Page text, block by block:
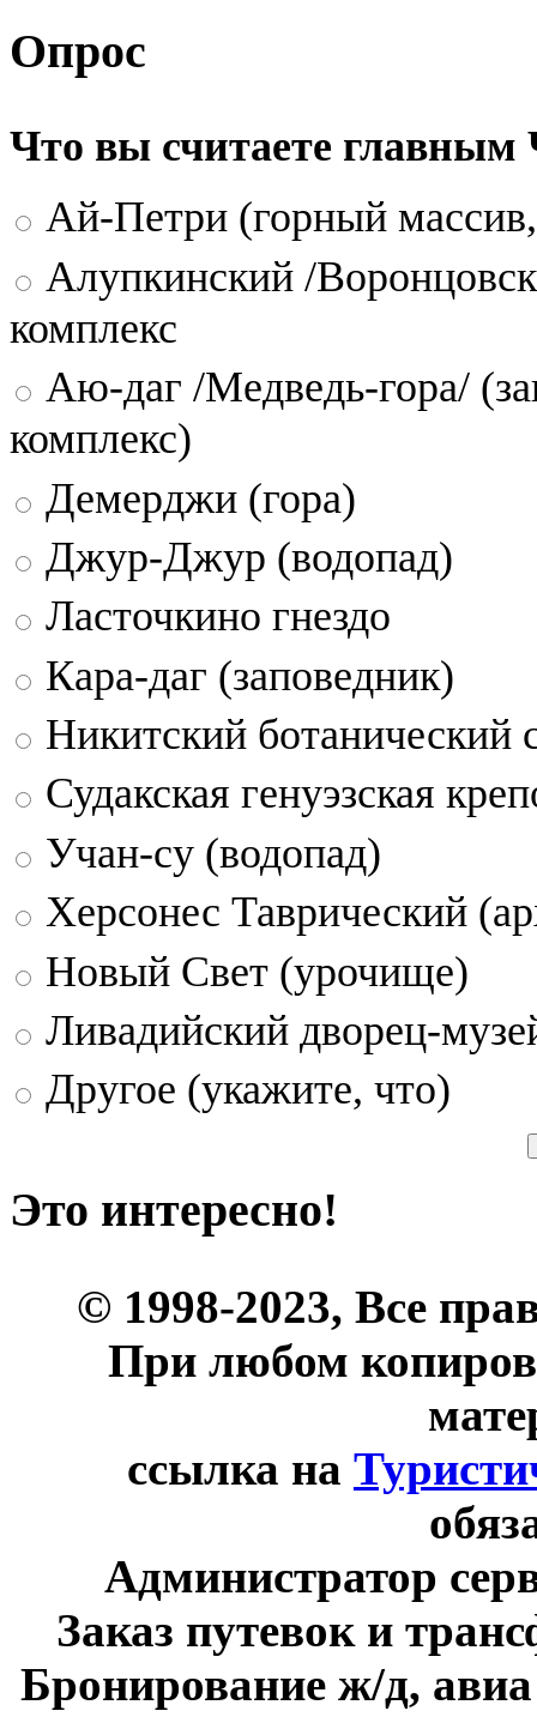
Опрос
Что вы считаете
Ай-Петри (горный
Алупкинский /
комплекс
Аю-даг /Медведь-гора/
комплекс)
Демерджи (гора)
Джур-Джур (водопад)
Ласточкино гнездо
Кара-даг (заповедник)
Никитский ботанический
Судакская генуэзская
Учан-су (водопад)
Херсонес Таврический
Новый Свет (урочище)
Ливадийский дворец-
Другое (укажите, что)
Это интересно!
© 1998-2023, Все
При любом
ссылка на
Администратор
Заказ путевок и
Бронирование ж/д,